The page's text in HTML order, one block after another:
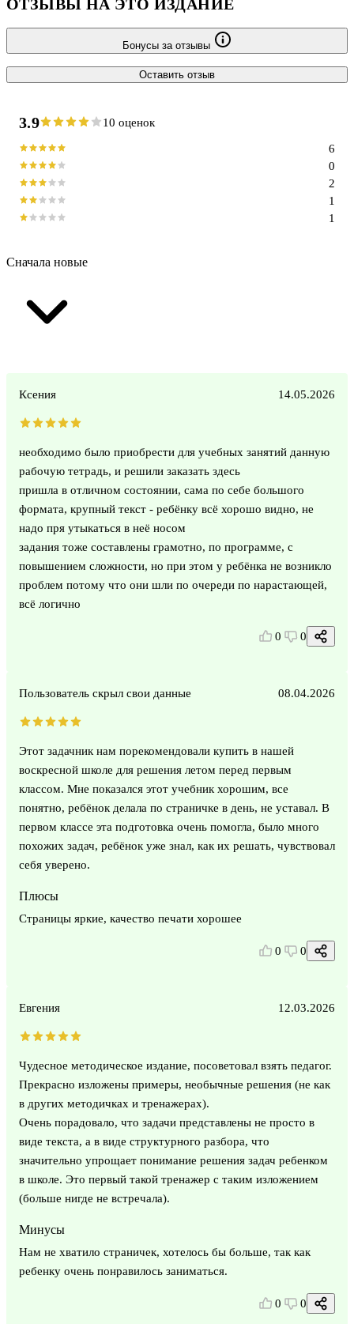
ОТЗЫВЫ НА ЭТО ИЗДАНИЕ
Бонусы за отзывы
Оставить отзыв
3.9 10 оценок
1
1
2
0
6
Сначала новые
Ксения 14.05.2026
необходимо было приобрести для учебных занятий данную
рабочую тетрадь, и решили заказать здесь
пришла в отличном состоянии, сама по себе большого
формата, крупный текст - ребёнку всё хорошо видно, не
надо пря утыкаться в неё носом
задания тоже составлены грамотно, по программе, с
повышением сложности, но при этом у ребёнка не возникло
проблем потому что они шли по очереди по нарастающей,
всё логично
0 0
Пользователь скрыл свои данные 08.04.2026
Этот задачник нам порекомендовали купить в нашей
воскресной школе для решения летом перед первым
классом. Мне показался этот учебник хорошим, все
понятно, ребёнок делала по страничке в день, не уставал. В
первом классе эта подготовка очень помогла, было много
похожих задач, ребёнок уже знал, как их решать, чувствовал
себя уверено.
Плюсы
Страницы яркие, качество печати хорошее
0 0
Евгения 12.03.2026
Чудесное методическое издание, посоветовал взять педагог.
Прекрасно изложены примеры, необычные решения (не как
в других методичках и тренажерах).
Очень порадовало, что задачи представлены не просто в
виде текста, а в виде структурного разбора, что
значительно упрощает понимание решения задач ребенком
в школе. Это первый такой тренажер с таким изложением
(больше нигде не встречала).
Минусы
Нам не хватило страничек, хотелось бы больше, так как
ребенку очень понравилось заниматься.
0 0